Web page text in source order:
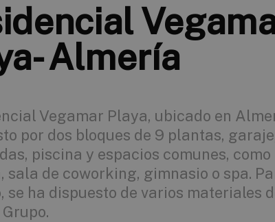
Almería
Vegamar Playa, ubicado en
por dos bloques de 9 plantas,
piscina y espacios comunes, como
sala de coworking, gimnasio o spa.
se ha dispuesto de varios materiales